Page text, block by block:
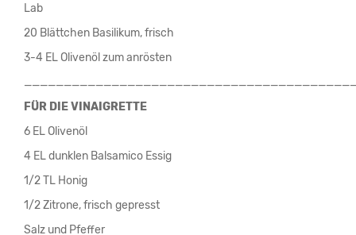
Lab
20 Blättchen Basilikum, frisch
3-4 EL Olivenöl zum anrösten
FÜR DIE VINAIGRETTE
6 EL Olivenöl
4 EL dunklen Balsamico Essig
1/2 TL Honig
1/2 Zitrone, frisch gepresst
Salz und Pfeffer